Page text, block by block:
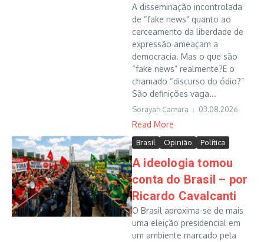
A disseminação incontrolada
de “fake news” quanto ao
cerceamento da liberdade de
expressão ameaçam a
democracia. Mas o que são
“fake news” realmente?E o
chamado “discurso do ódio?”
São definições vaga...
Sorayah Camara 03.08.2026
Read More
Brasil Opinião Política
A ideologia tomou
conta do Brasil – por
Ricardo Cavalcanti
O Brasil aproxima-se de mais
uma eleição presidencial em
um ambiente marcado pela